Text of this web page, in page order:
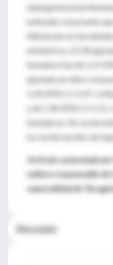
edad gestacional
estimado, mostrando
influencias no fue
obstétricos. El OR
fumadora fue de 1.27
ajustado en niños con
1.24 (95% CI=1.07,
y de 1.34 (95% CI=1.11,
fumadoras. No se
los recién nacidos de
Artículo comentado
editora responsable de
especialidad de
Discusión